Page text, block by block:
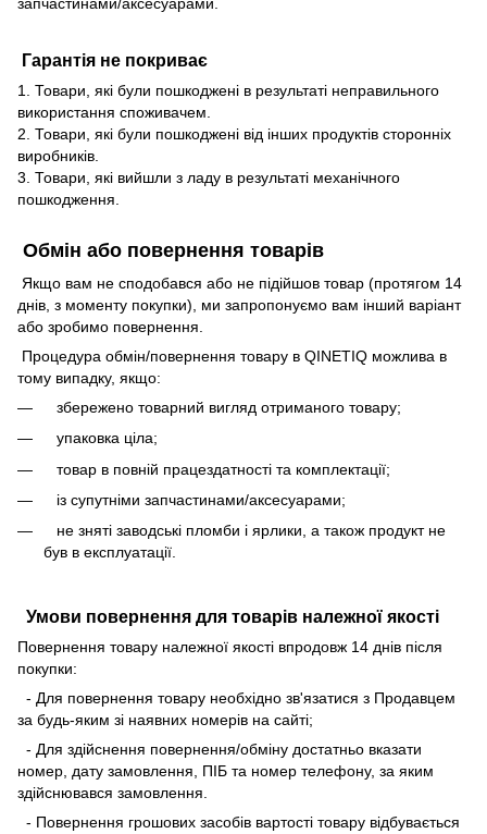
Гарантія не покриває
1. Товари, які були пошкоджені в результаті неправильного
використання споживачем.
2. Товари, які були пошкоджені від інших продуктів сторонніх
виробників.
3. Товари, які вийшли з ладу в результаті механічного
пошкодження.
Обмін або повернення товарів
Якщо вам не сподобався або не підійшов товар (протягом 14
днів, з моменту покупки), ми запропонуємо вам інший варіант
або зробимо повернення.
Процедура обмін/повернення товару в QINETIQ можлива в
тому випадку, якщо:
збережено товарний вигляд отриманого товару;
упаковка ціла;
товар в повній працездатності та комплектації;
із супутніми запчастинами/аксесуарами;
не зняті заводські пломби і ярлики, а також продукт не
був в експлуатації.
Умови повернення для товарів належної якості
Повернення товару належної якості впродовж 14 днів після
покупки:
- Для повернення товару необхідно зв'язатися з Продавцем
за будь-яким зі наявних номерів на сайті;
- Для здійснення повернення/обміну достатньо вказати
номер, дату замовлення, ПІБ та номер телефону, за яким
здійснювався замовлення.
- Повернення грошових засобів вартості товару відбувається